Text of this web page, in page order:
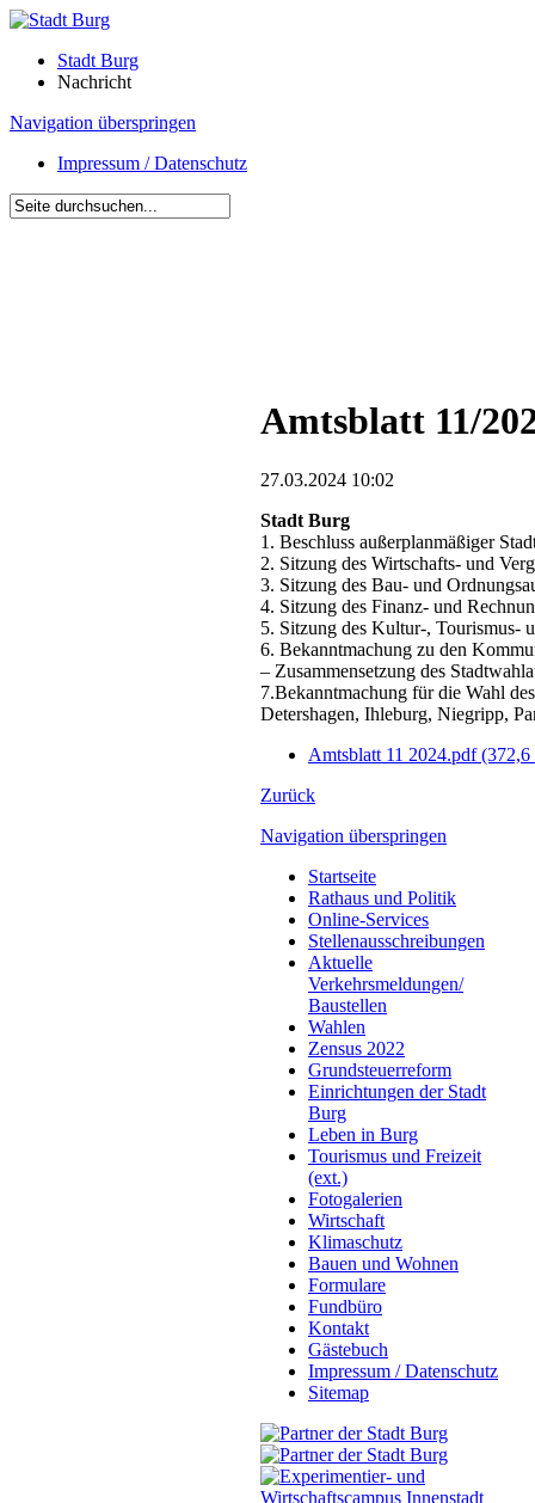
Stadt Burg
Nachricht
Navigation überspringen
Impressum / Datenschutz
Amtsblatt 11/
27.03.2024 10:02
Stadt Burg
1. Beschluss außerplanmäßiger
2. Sitzung des Wirtschafts- und
3. Sitzung des Bau- und
4. Sitzung des Finanz- und
5. Sitzung des Kultur-, Tourismus-
6. Bekanntmachung zu den
– Zusammensetzung des
7.Bekanntmachung für die Wahl
Detershagen, Ihleburg, Niegripp,
Amtsblatt 11 2024.pdf
Zurück
Navigation überspringen
Startseite
Rathaus und Politik
Online-Services
Stellenausschreibungen
Aktuelle
Verkehrsmeldungen/
Baustellen
Wahlen
Zensus 2022
Grundsteuerreform
Einrichtungen der Stadt
Burg
Leben in Burg
Tourismus und Freizeit
(ext.)
Fotogalerien
Wirtschaft
Klimaschutz
Bauen und Wohnen
Formulare
Fundbüro
Kontakt
Gästebuch
Impressum / Datenschutz
Sitemap